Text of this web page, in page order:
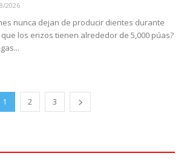
2026
nunca dejan de producir dientes durante
los erizos tienen alrededor de 5,000 púas?
1 2 3